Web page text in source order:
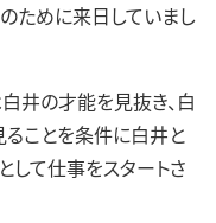
ために来日していまし
井の才能を見抜き、白
ことを条件に白井と
して仕事をスタートさ